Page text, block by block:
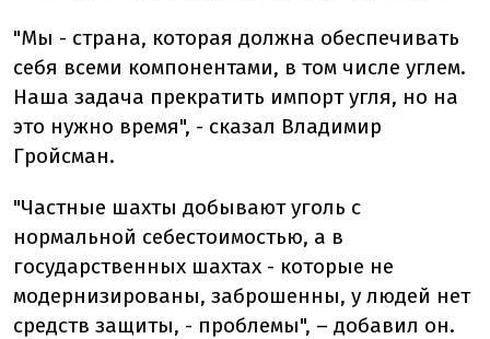
"Мы - страна, которая должна обеспечивать
себя всеми компонентами, в том числе углем.
Наша задача прекратить импорт угля, но на
это нужно время", - сказал Владимир
Гройсман.
"Частные шахты добывают уголь с
нормальной себестоимостью, а в
государственных шахтах - которые не
модернизированы, заброшенны, у людей нет
средств защиты, - проблемы", – добавил он.